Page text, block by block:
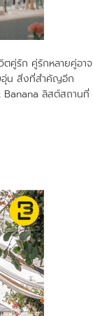
รัก คู่รักหลายคู่อาจ
อุ่น สิ่งที่สำคัญอีก
Banana ลิสต์สถานที่